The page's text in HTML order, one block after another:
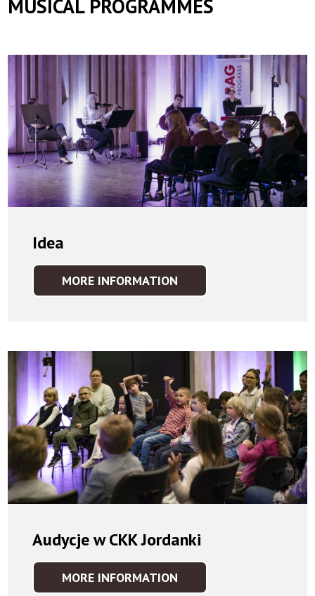
MUSICAL PROGRAMMES
Idea
MORE INFORMATION
IDEA
Audycje w CKK Jordanki
MORE INFORMATION
AUDYCJE